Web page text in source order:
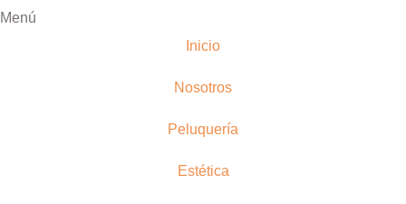
Menú
Inicio
Nosotros
Peluquería
Estética